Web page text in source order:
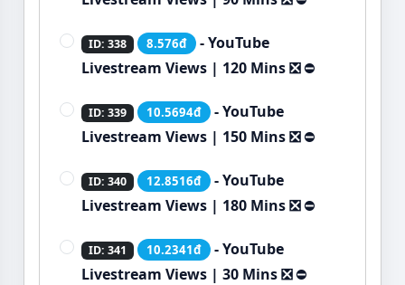
ID: 338 8.576đ
- YouTube
Livestream Views | 120 Mins ❎⛔
ID: 339 10.5694đ
- YouTube
Livestream Views | 150 Mins ❎⛔
ID: 340 12.8516đ
- YouTube
Livestream Views | 180 Mins ❎⛔
ID: 341 10.2341đ
- YouTube
Livestream Views | 30 Mins ❎⛔